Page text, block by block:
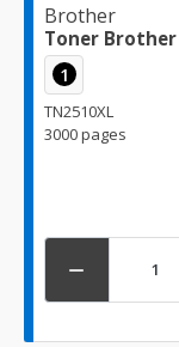
Brother
Toner Brother
1
TN2510XL
3000 pages
